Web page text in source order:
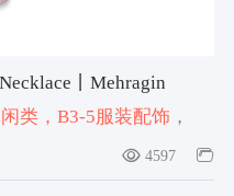
丨Mehragin
类，B3-5服装配饰 ，
4597